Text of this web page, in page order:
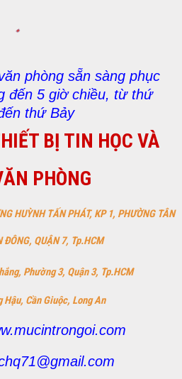
phòng sẵn sàng phục
đến 5 giờ chiều, từ thứ
thứ Bảy
BỊ TIN HỌC VÀ
PHÒNG
HUỲNH TẤN PHÁT, KP 1, PHƯỜNG TÂN
ĐÔNG, QUẬN 7, Tp.HCM
Phường 3, Quận 3, Tp.HCM
Hậu, Cần Giuộc, Long An